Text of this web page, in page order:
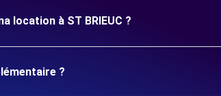
location à ST BRIEUC ?
?